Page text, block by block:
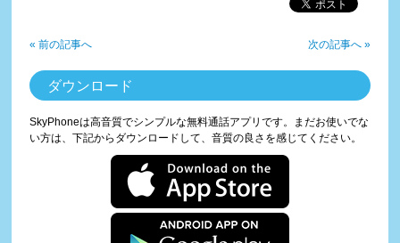
« 前の記事へ 次の記事へ »
ダウンロード
SkyPhoneは高音質でシンプルな無料通話アプリです。まだお使いでな
い方は、下記からダウンロードして、音質の良さを感じてください。